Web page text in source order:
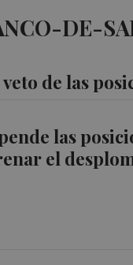
DE-
de las
las
el